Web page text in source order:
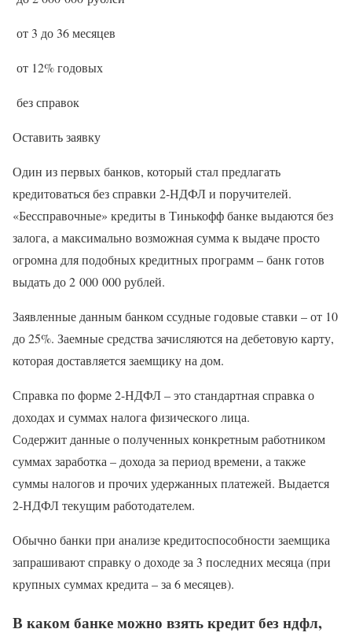
от 3 до 36 месяцев
от 12% годовых
без справок
Оставить заявку
Один из первых банков, который стал предлагать
кредитоваться без справки 2-НДФЛ и поручителей.
«Бессправочные» кредиты в Тинькофф банке выдаются без
залога, а максимально возможная сумма к выдаче просто
огромна для подобных кредитных программ – банк готов
выдать до 2 000 000 рублей.
Заявленные данным банком ссудные годовые ставки – от 10
до 25%. Заемные средства зачисляются на дебетовую карту,
которая доставляется заемщику на дом.
Справка по форме 2-НДФЛ – это стандартная справка о
доходах и суммах налога физического лица.
Содержит данные о полученных конкретным работником
суммах заработка – дохода за период времени, а также
суммы налогов и прочих удержанных платежей. Выдается
2-НДФЛ текущим работодателем.
Обычно банки при анализе кредитоспособности заемщика
запрашивают справку о доходе за 3 последних месяца (при
крупных суммах кредита – за 6 месяцев).
В каком банке можно взять кредит без ндфл,